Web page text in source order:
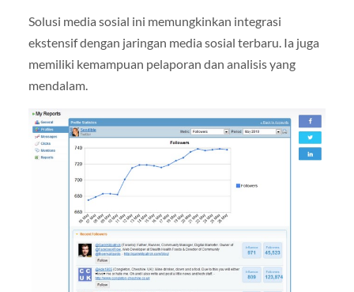
Solusi media sosial ini memungkinkan integrasi
ekstensif dengan jaringan media sosial terbaru. Ia juga
memiliki kemampuan pelaporan dan analisis yang
mendalam.